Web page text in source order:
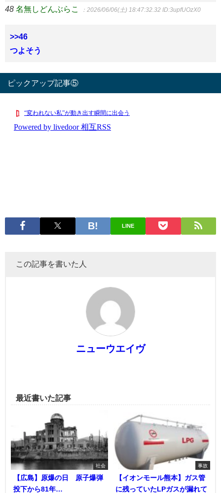
48 名無しどんぶらこ ：2026/06/06(土) 18:47:32.32 ID:3upfUOzX0
>>46
つよそう
ピックアップ記事⑤
LINE
この記事を書いた人
ニューウエイヴ
最近書いた記事
社会
【広島】原爆の日 原子爆弾
投下から81年…
事故
【イオンモール熊本】ガス管
に残っていたLPガスが漏れて